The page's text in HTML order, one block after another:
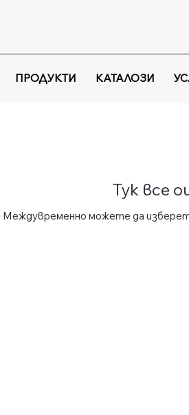
ПРОДУКТИ КАТАЛОЗИ
Тук все
Междувременно можете да